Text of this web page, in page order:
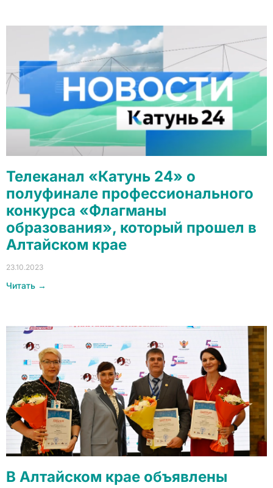
Телеканал «Катунь 24» о
полуфинале профессионального
конкурса «Флагманы
образования», который прошел в
Алтайском крае
23.10.2023
Читать →
В Алтайском крае объявлены